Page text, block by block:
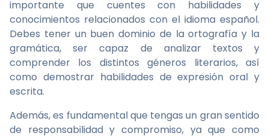
importante que cuentes con habilidades y
conocimientos relacionados con el idioma español.
Debes tener un buen dominio de la ortografía y la
gramática, ser capaz de analizar textos y
comprender los distintos géneros literarios, así
como demostrar habilidades de expresión oral y
escrita.
Además, es fundamental que tengas un gran sentido
de responsabilidad y compromiso, ya que como